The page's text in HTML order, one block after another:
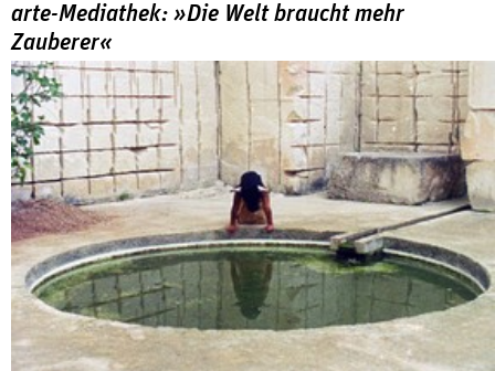
arte-Mediathek: »Die Welt braucht mehr
Zauberer«